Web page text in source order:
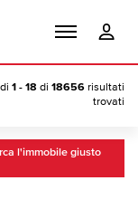
1 - 18 di 18656 risultati
trovati
l'immobile giusto